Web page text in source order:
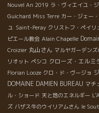
Nouvel An 2019 ラ・ヴィエイユ・
Guichard Miss Terre カー・ジェー
ュ Saint-Peray クリストフ・ペイリ
ピエール教会 Alain Chapelle
Croizier 丸山さん マルヤガーデン
リオット ペシコ クローズ・エルミ
Florian Looze クロ・ド・ヴージョ
DOMAINE DAMIEN BUREAU マチ
ル・ショード 天と地のエネルギー
ズ バザス牛のウイリアムさん le